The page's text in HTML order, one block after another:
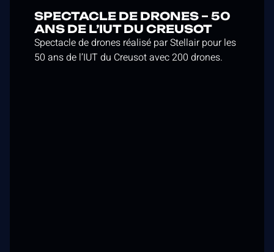
SPECTACLE DE DRONES – 50
ANS DE L’IUT DU CREUSOT
Spectacle de drones réalisé par Stellair pour les
50 ans de l’IUT du Creusot avec 200 drones.